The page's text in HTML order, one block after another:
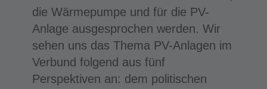
die Wärmepumpe und für die PV-
Anlage ausgesprochen werden. Wir
sehen uns das Thema PV-Anlagen im
Verbund folgend aus fünf
Perspektiven an: dem politischen